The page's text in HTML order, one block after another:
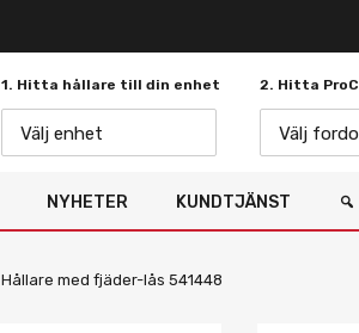
1. Hitta hållare till din enhet
Välj enhet
2. Hitta
Välj
NYHETER KUNDTJÄNST
Hållare med fjäder-lås 541448